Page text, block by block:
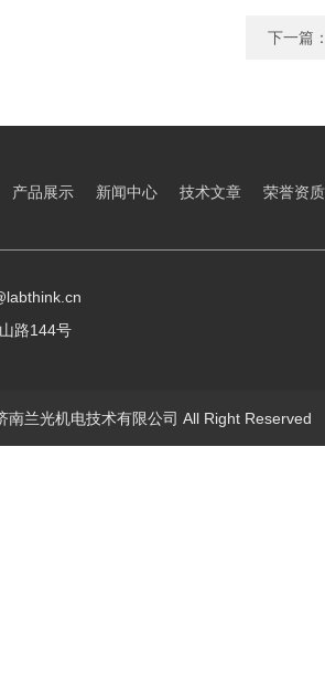
下一篇
产品展示 新闻中心 技术文章 荣誉资质
路144号
南兰光机电技术有限公司 All Right